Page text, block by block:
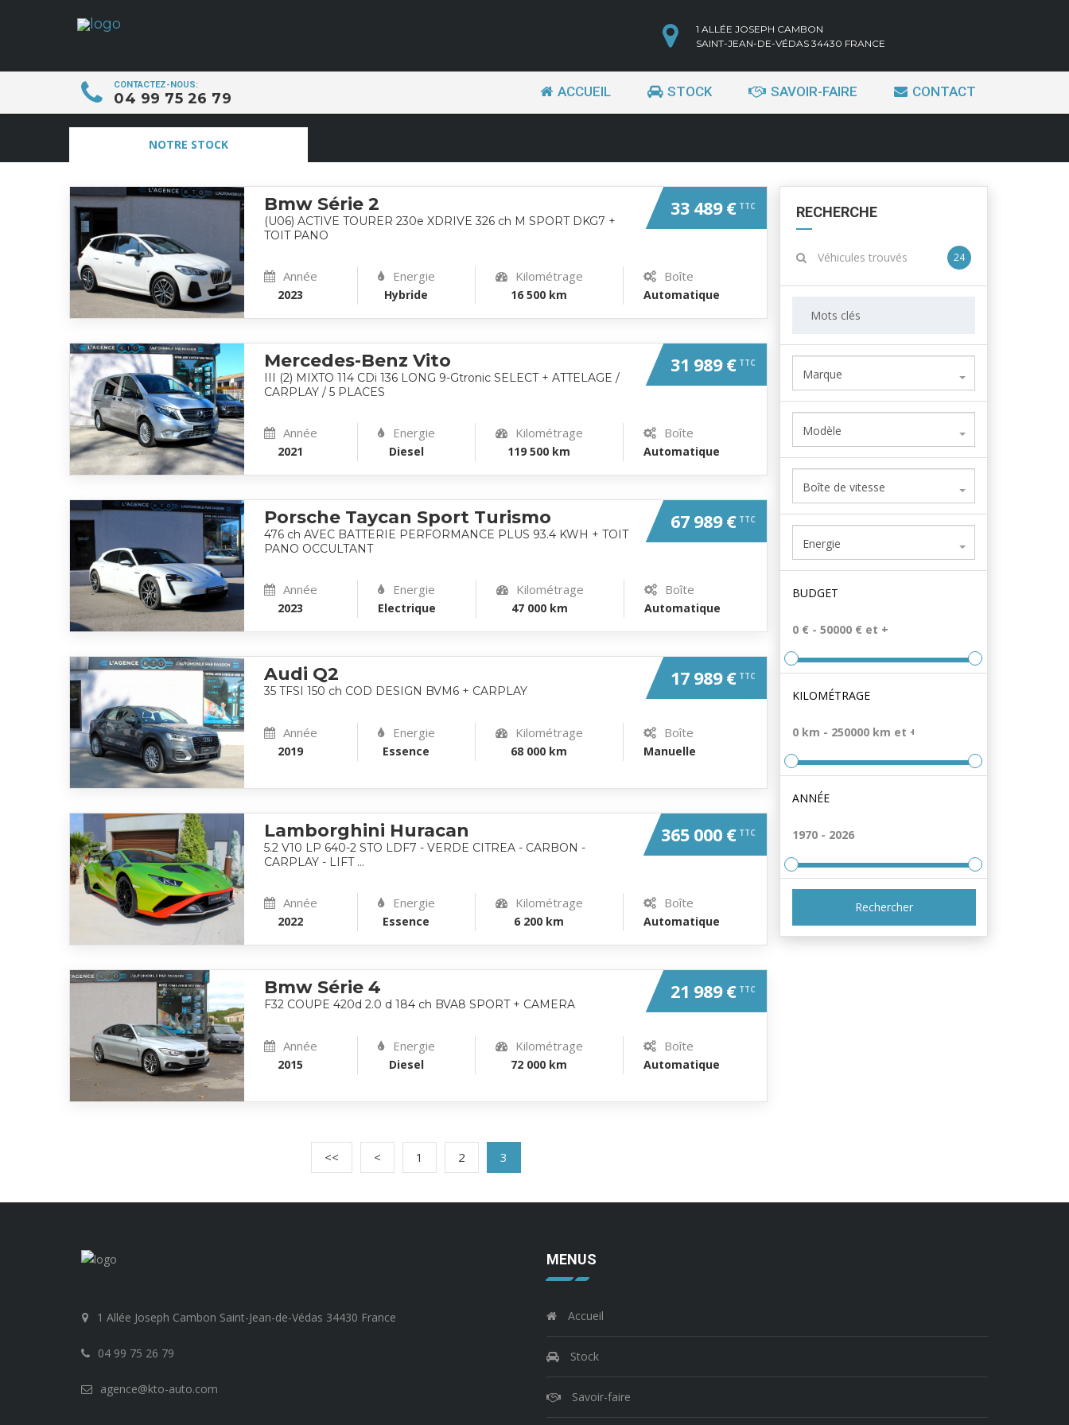
1 ALLÉE JOSEPH CAMBON
SAINT-JEAN-DE-VÉDAS 34430 FRANCE
CONTACTEZ-NOUS:
04 99 75 26 79 ACCUEIL STOCK SAVOIR-FAIRE CONTACT
NOTRE STOCK
RECHERCHE
Véhicules trouvés 24
Marque
Modèle
Boîte de vitesse
Energie
BUDGET
KILOMÉTRAGE
ANNÉE
Rechercher
33 489 € TTC
Bmw Série 2
(U06) ACTIVE TOURER 230e XDRIVE 326 ch M SPORT DKG7 +
TOIT PANO
Année
2023
Energie
Hybride
Kilométrage
16 500 km
Boîte
Automatique
31 989 € TTC
Mercedes-Benz Vito
III (2) MIXTO 114 CDi 136 LONG 9-Gtronic SELECT + ATTELAGE /
CARPLAY / 5 PLACES
Année
2021
Energie
Diesel
Kilométrage
119 500 km
Boîte
Automatique
67 989 € TTC
Porsche Taycan Sport Turismo
476 ch AVEC BATTERIE PERFORMANCE PLUS 93.4 KWH + TOIT
PANO OCCULTANT
Année
2023
Energie
Electrique
Kilométrage
47 000 km
Boîte
Automatique
17 989 € TTC
Audi Q2
35 TFSI 150 ch COD DESIGN BVM6 + CARPLAY
Année
2019
Energie
Essence
Kilométrage
68 000 km
Boîte
Manuelle
365 000 € TTC
Lamborghini Huracan
5.2 V10 LP 640-2 STO LDF7 - VERDE CITREA - CARBON -
CARPLAY - LIFT ...
Année
2022
Energie
Essence
Kilométrage
6 200 km
Boîte
Automatique
21 989 € TTC
Bmw Série 4
F32 COUPE 420d 2.0 d 184 ch BVA8 SPORT + CAMERA
Année
2015
Energie
Diesel
Kilométrage
72 000 km
Boîte
Automatique
<< < 1 2 3
1 Allée Joseph Cambon Saint-Jean-de-Védas 34430 France
04 99 75 26 79
agence@kto-auto.com
MENUS
Accueil
Stock
Savoir-faire